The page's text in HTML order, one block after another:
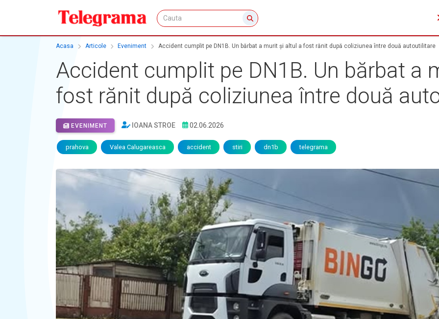
Acasa Articole Eveniment Accident cumplit pe DN1B. Un bărbat a murit și altul a fost rănit după coliziunea între două autoutilitare
Accident cumplit pe DN1B. Un bărbat a
fost rănit după coliziunea între două
EVENIMENT IOANA STROE 02.06.2026
prahova Valea Calugareasca accident stiri dn1b telegrama